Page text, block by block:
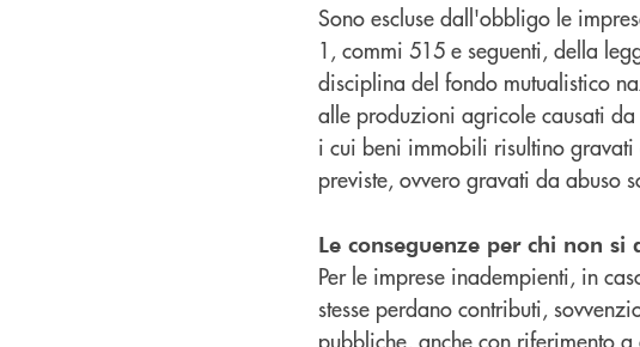
Sono escluse dall'obbligo le
1, commi 515 e seguenti, della
disciplina del fondo mutualistico
alle produzioni agricole causati
i cui beni immobili risultino
previste, ovvero gravati da abuso
Le conseguenze per chi non si
Per le imprese inadempienti, in
stesse perdano contributi,
pubbliche, anche con riferimento